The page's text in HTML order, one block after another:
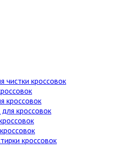
чистки кроссовок
кроссовок
кроссовок
кроссовок